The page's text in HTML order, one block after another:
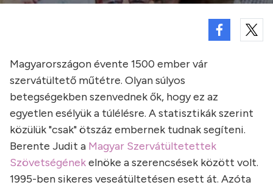
Magyarországon évente 1500 ember vár
szervátültető műtétre. Olyan súlyos
betegségekben szenvednek ők, hogy ez az
egyetlen esélyük a túlélésre. A statisztikák szerint
közülük "csak" ötszáz embernek tudnak segíteni.
Berente Judit a Magyar Szervátültetettek
Szövetségénekelnöke a szerencsések között volt.
1995-ben sikeres veseátültetésen esett át. Azóta